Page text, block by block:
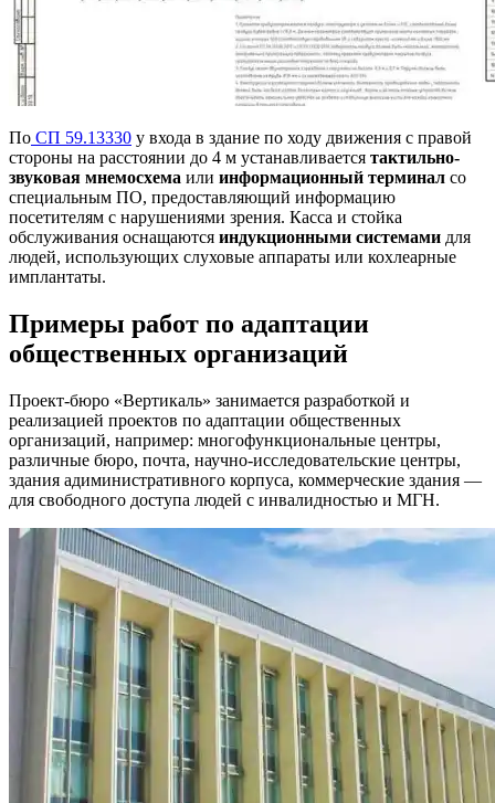
По СП 59.13330 у входа в здание по ходу движения с правой
стороны на расстоянии до 4 м устанавливается тактильно-
звуковая мнемосхема или информационный терминал со
специальным ПО, предоставляющий информацию
посетителям с нарушениями зрения. Касса и стойка
обслуживания оснащаются индукционными системами для
людей, использующих слуховые аппараты или кохлеарные
имплантаты.
Примеры работ по адаптации
общественных организаций
Проект-бюро «Вертикаль» занимается разработкой и
реализацией проектов по адаптации общественных
организаций, например: многофункциональные центры,
различные бюро, почта, научно-исследовательские центры,
здания адиминистративного корпуса, коммерческие здания —
для свободного доступа людей с инвалидностью и МГН.